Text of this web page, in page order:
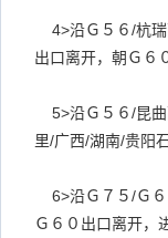
4>沿Ｇ５６/杭
出口离开，朝Ｇ６
5>沿Ｇ５６/昆
里/广西/湖南/贵阳
6>沿Ｇ７５/Ｇ
Ｇ６０出口离开，